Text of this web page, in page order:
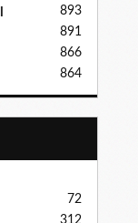
893
891
866
864
72
312